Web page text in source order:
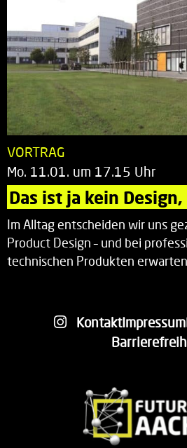
VORTRAG
Mo. 11.01. um 17.15 Uhr
Das ist ja kein Design,
Im Alltag entscheiden wir uns
Product Design – und bei
technischen Produkten
KontaktImpressum